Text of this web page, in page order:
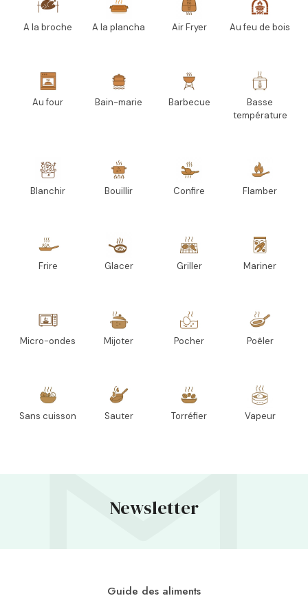
A la broche A la plancha Air Fryer Au feu de bois
Au four Bain-marie Barbecue
Basse
température
Blanchir Bouillir Confire Flamber
Frire Glacer Griller Mariner
Micro-ondes Mijoter Pocher Poêler
Sans cuisson Sauter Torréfier Vapeur
Newsletter
Guide des aliments